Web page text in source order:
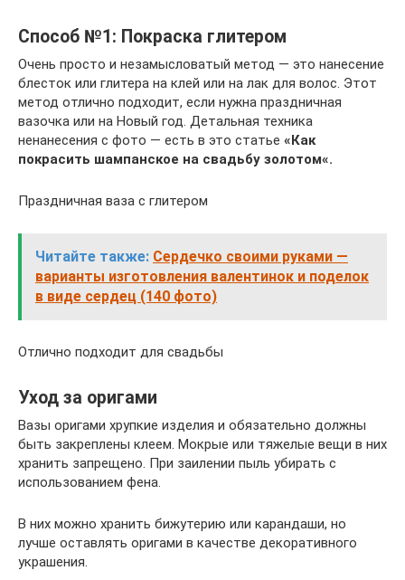
Способ №1: Покраска глитером
Очень просто и незамысловатый метод — это нанесение
блесток или глитера на клей или на лак для волос. Этот
метод отлично подходит, если нужна праздничная
вазочка или на Новый год. Детальная техника
ненанесения с фото — есть в это статье «Как
покрасить шампанское на свадьбу золотом«.
Праздничная ваза с глитером
Читайте также: Сердечко своими руками —
варианты изготовления валентинок и поделок
в виде сердец (140 фото)
Отлично подходит для свадьбы
Уход за оригами
Вазы оригами хрупкие изделия и обязательно должны
быть закреплены клеем. Мокрые или тяжелые вещи в них
хранить запрещено. При заилении пыль убирать с
использованием фена.
В них можно хранить бижутерию или карандаши, но
лучше оставлять оригами в качестве декоративного
украшения.